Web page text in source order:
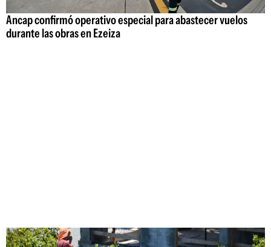
Ancap confirmó operativo especial para abastecer vuelos
durante las obras en Ezeiza